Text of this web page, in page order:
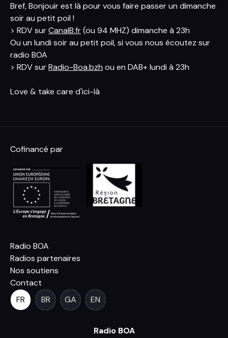
Bref, Bonjouir est là pour vous faire passer un dimanche
soir au petit poil !
> RDV surCanalB.fr(ou 94 MHZ) dimanche à 23h
Ou un lundi soir au petit poil, si vous nous écoutez sur
radio BOA
> RDV surRadio-Boa.bzh ou en DAB+ lundi à 23h
Love & take care d'ici-là
Cofinancé par
Radio BOA
Radios partenaires
Nos soutiens
Contact
FR
BR GA EN
Radio BOA